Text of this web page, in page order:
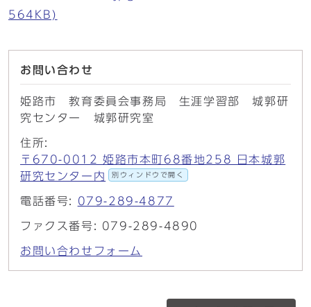
564KB)
お問い合わせ
姫路市 教育委員会事務局 生涯学習部 城郭研
究センター 城郭研究室
住所:
〒670-0012 姫路市本町68番地258 日本城郭
研究センター内
別ウィンドウで開く
電話番号: 079-289-4877
ファクス番号: 079-289-4890
お問い合わせフォーム